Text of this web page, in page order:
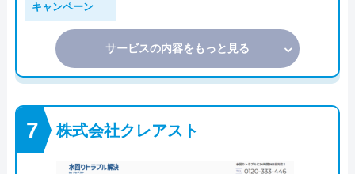
キャンペーン
サービスの内容をもっと見る
株式会社クレアスト